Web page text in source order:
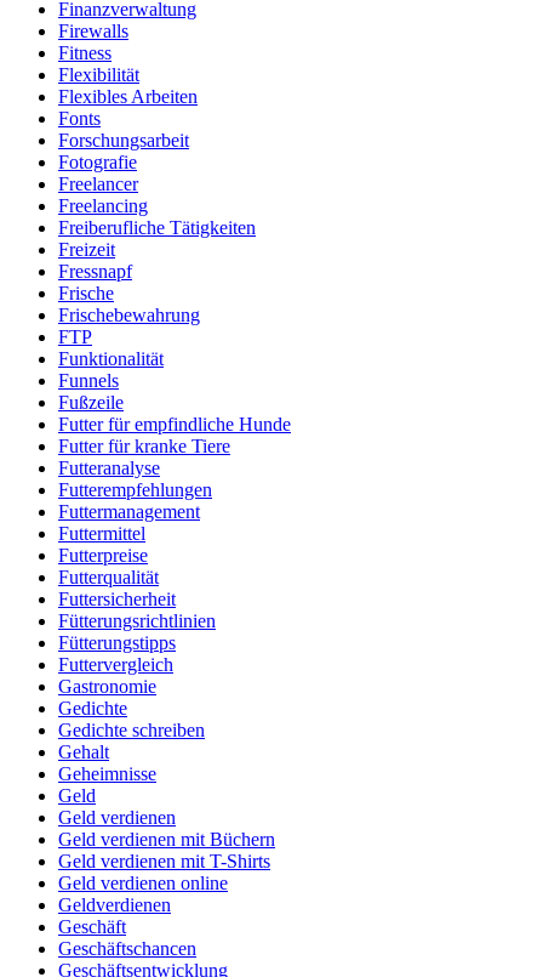
Finanzverwaltung
Firewalls
Fitness
Flexibilität
Flexibles Arbeiten
Fonts
Forschungsarbeit
Fotografie
Freelancer
Freelancing
Freiberufliche Tätigkeiten
Freizeit
Fressnapf
Frische
Frischebewahrung
FTP
Funktionalität
Funnels
Fußzeile
Futter für empfindliche Hunde
Futter für kranke Tiere
Futteranalyse
Futterempfehlungen
Futtermanagement
Futtermittel
Futterpreise
Futterqualität
Futtersicherheit
Fütterungsrichtlinien
Fütterungstipps
Futtervergleich
Gastronomie
Gedichte
Gedichte schreiben
Gehalt
Geheimnisse
Geld
Geld verdienen
Geld verdienen mit Büchern
Geld verdienen mit T-Shirts
Geld verdienen online
Geldverdienen
Geschäft
Geschäftschancen
Geschäftsentwicklung